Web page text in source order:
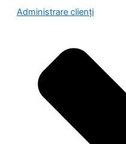
Administrare clienți